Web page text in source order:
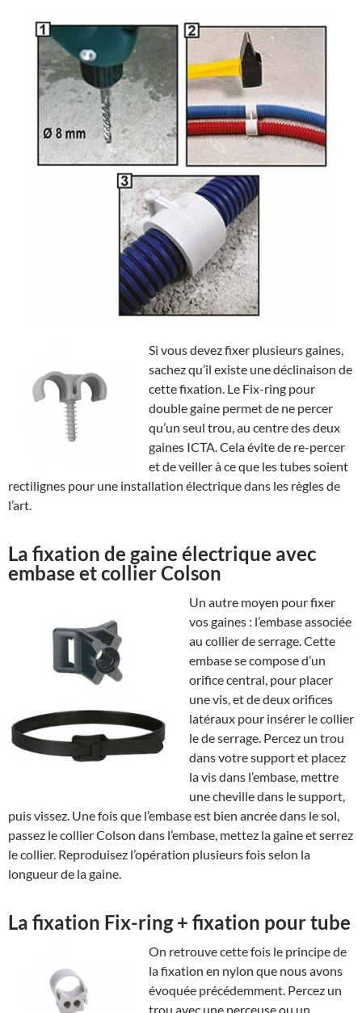
Si vous devez fixer plusieurs gaines,
sachez qu’il existe une déclinaison de
cette fixation. Le Fix-ring pour
double gaine permet de ne percer
qu’un seul trou, au centre des deux
gaines ICTA. Cela évite de re-percer
et de veiller à ce que les tubes soient
rectilignes pour une installation électrique dans les règles de
l’art.
La fixation de gaine électrique avec
embase et collier Colson
Un autre moyen pour fixer
vos gaines : l’embase associée
au collier de serrage. Cette
embase se compose d’un
orifice central, pour placer
une vis, et de deux orifices
latéraux pour insérer le collier
le de serrage. Percez un trou
dans votre support et placez
la vis dans l’embase, mettre
une cheville dans le support,
puis vissez. Une fois que l’embase est bien ancrée dans le sol,
passez le collier Colson dans l’embase, mettez la gaine et serrez
le collier. Reproduisez l’opération plusieurs fois selon la
longueur de la gaine.
La fixation Fix-ring + fixation pour tube
On retrouve cette fois le principe de
la fixation en nylon que nous avons
évoquée précédemment. Percez un
trou avec une perceuse ou un